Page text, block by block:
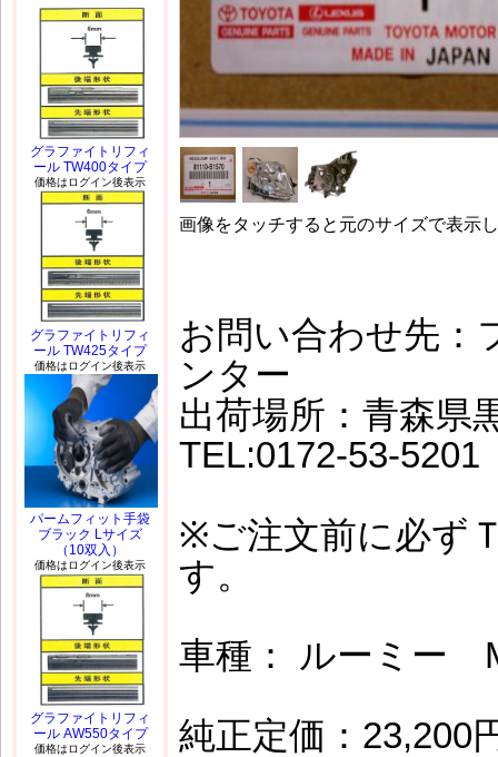
画像をタッチすると元のサイズで表示
お問い合わせ先：
ンター
出荷場所：青森県
TEL:0172-53-
※ご注文前に必ず
す。
車種： ルーミー
純正定価：23,200
グラファイトリフィ
ール TW400タイプ
価格はログイン後表示
グラファイトリフィ
ール TW425タイプ
価格はログイン後表示
パームフィット手袋
ブラック Lサイズ
（10双入）
価格はログイン後表示
グラファイトリフィ
ール AW550タイプ
価格はログイン後表示